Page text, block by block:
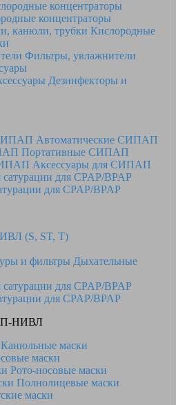
концентраторы
Кислородные
Фильтры, увлажнители
Дезинфекторы и
Автоматические СИПАП
Портативные СИПАП
Аксессуары для СИПАП
для CPAP/BPAP
(S, ST, T)
Дыхательные
для CPAP/BPAP
НИВЛ
Канюльные маски
маски
Рото-носовые маски
Полнолицевые маски
маски